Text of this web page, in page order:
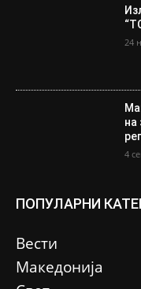
24
на
4
ПОПУЛАРНИ
Вести
Македонија